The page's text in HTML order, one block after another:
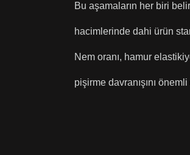
Bu aşamaların her biri
hacimlerinde dahi ürün
Nem oranı, hamur
pişirme davranışını